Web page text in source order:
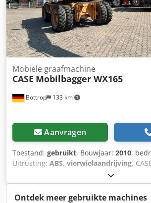
Bottrop 133 km
Mobiele graafmachine
CASE Mobilbagger WX165
Aanvragen
Toestand: gebruikt, Bouwjaar: 2010,
Uitrusting: ABS, vierwielaandrijving,
graafmachine Type: WX165 (hydraulische
Typegoedkeuringsnummer: N211
Motorvermogen: 105 kW Bedrijfstijden:
Ontdek meer gebruikte machines